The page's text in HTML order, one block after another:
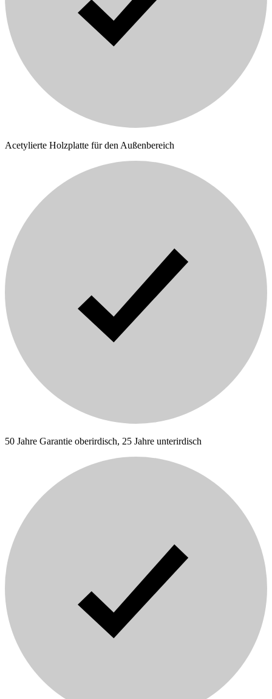
Acetylierte Holzplatte für den Außenbereich
50 Jahre Garantie oberirdisch, 25 Jahre unterirdisch